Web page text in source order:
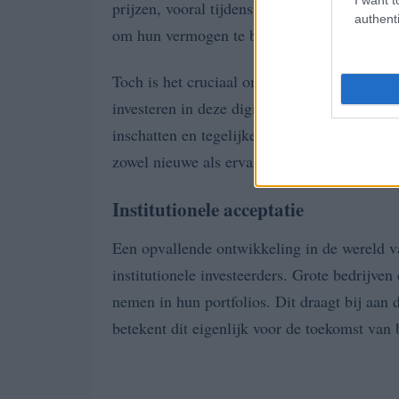
prijzen, vooral tijdens economisch
om hun vermogen te beschermen tegen
Toch is het cruciaal om te realiseren dat
investeren in deze digitale munt
inschatten en tegelijkertijd profiteren van
zowel nieuwe als ervaren investeerders.
Institutionele acceptatie
Een opvallende ontwikkeling in de wereld
institutionele investeerders. Grote
nemen in hun portfolios. Dit draagt bij
betekent dit eigenlijk voor de toekomst van